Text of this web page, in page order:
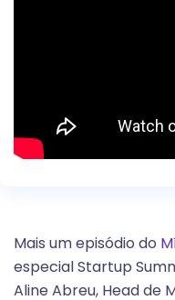
Mais um episódio do
especial Startup
Aline Abreu, Head de